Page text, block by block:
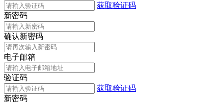
获取验证码
新密码
确认新密码
电子邮箱
验证码
获取验证码
新密码